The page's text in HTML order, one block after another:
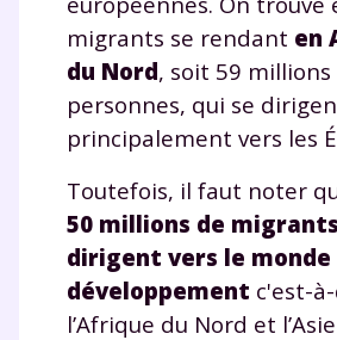
migrants se rendant en
du Nord, soit 59 millions
personnes, qui se
principalement vers les
Toutefois, il faut noter
50 millions de
dirigent vers le monde
développement c'est-
l’Afrique du Nord et l’Asie